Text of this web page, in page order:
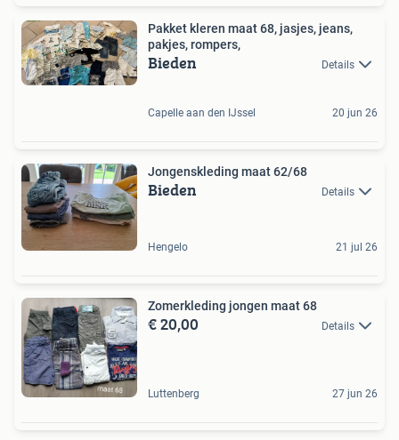
Pakket kleren maat 68, jasjes, jeans,
pakjes, rompers,
Bieden Details
Capelle aan den IJssel 20 jun 26
Jongenskleding maat 62/68
Bieden Details
Hengelo 21 jul 26
Zomerkleding jongen maat 68
€ 20,00 Details
Luttenberg 27 jun 26